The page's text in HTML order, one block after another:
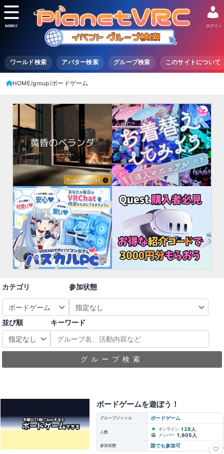
ワールド検索 アバター検索 グループ検索 このサイトについて
ログイン
MENU
HOME group ボードゲーム
カテゴリ 参加状態
並び順 キーワード
グループ検索
ボードゲームを遊ぼう！
グループジャンル ボードゲーム
人数
オンライン 128人
メンバー 1,605人
参加状態 誰でも参加可 ♡